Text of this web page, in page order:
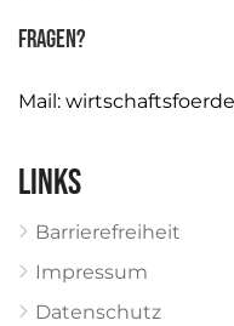
Fragen?
Mail:
Links
Barrierefreiheit
Impressum
Datenschutz